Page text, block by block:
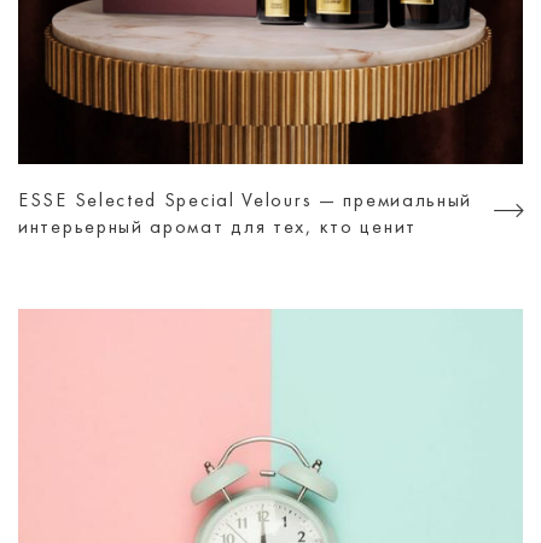
ESSE Selected Special Velours — премиальный
интерьерный аромат для тех, кто ценит